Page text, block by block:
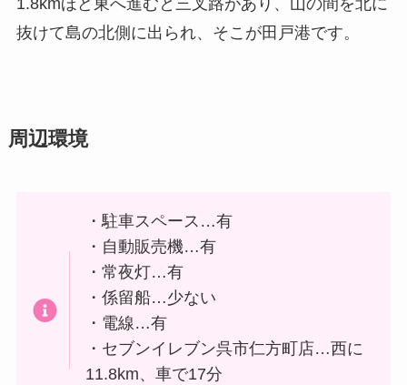
1.8kmほど東へ進むと三叉路があり、山の間を北に
抜けて島の北側に出られ、そこが田戸港です。
周辺環境
・駐車スペース…有
・自動販売機…有
・常夜灯…有
・係留船…少ない
・電線…有
・セブンイレブン呉市仁方町店…西に
11.8km、車で17分